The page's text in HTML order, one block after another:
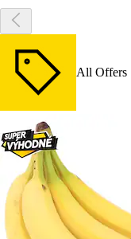
All Offers